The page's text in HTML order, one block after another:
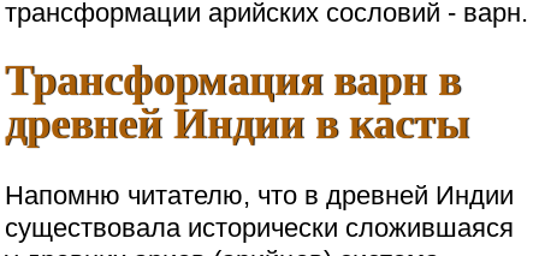
трансформации арийских сословий - варн.
Трансформация варн в
древней Индии в касты
Напомню читателю, что в древней Индии
существовала исторически сложившаяся